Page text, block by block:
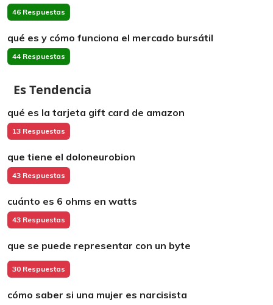
46 Respuestas
qué es y cómo funciona el mercado bursátil
44 Respuestas
Es Tendencia
qué es la tarjeta gift card de amazon
13 Respuestas
que tiene el doloneurobion
43 Respuestas
cuánto es 6 ohms en watts
43 Respuestas
que se puede representar con un byte
30 Respuestas
cómo saber si una mujer es narcisista